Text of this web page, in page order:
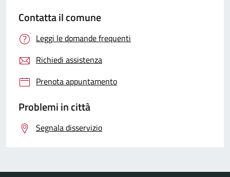
Contatta il comune
Leggi le domande frequenti
Richiedi assistenza
Prenota appuntamento
Problemi in città
Segnala disservizio